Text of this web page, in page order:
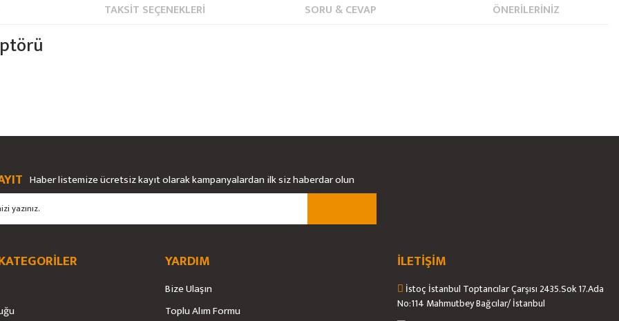
TAKSIT SEÇENEKLERI SORU & CEVAP ÖNERILERINIZ
Bu ürüne ilk yorumu siz yapın!
Yorum Yaz
Soru Sor
Haber listemize ücretsiz kayıt olarak kampanyalardan ilk siz haberdar olun
YARDIM
Bize Ulaşın
Toplu Alım Formu
İLETİŞİM
İstoç İstanbul Toptancılar Çarşısı 2435.Sok 17.Ada
No:114 Mahmutbey Bağcılar/ İstanbul